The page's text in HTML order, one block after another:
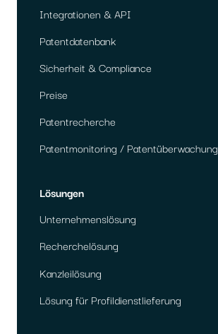
Integrationen & API
Patentdatenbank
Sicherheit & Compliance
Preise
Patentrecherche
Patentmonitoring / Patentüberwachung
Lösungen
Unternehmenslösung
Recherchelösung
Kanzleilösung
Lösung für Profildienstlieferung